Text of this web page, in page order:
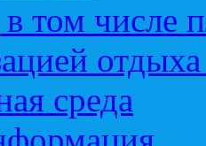
том числе
среда